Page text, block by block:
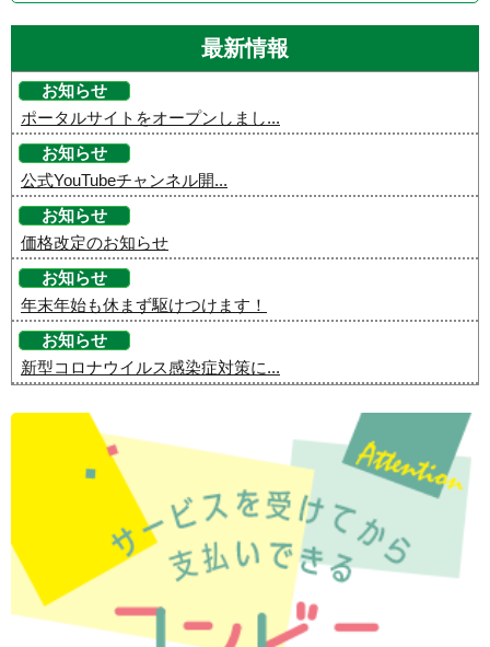
最新情報
お知らせ
ポータルサイトをオープンしまし...
お知らせ
公式YouTubeチャンネル開...
お知らせ
価格改定のお知らせ
お知らせ
年末年始も休まず駆けつけます！
お知らせ
新型コロナウイルス感染症対策に...